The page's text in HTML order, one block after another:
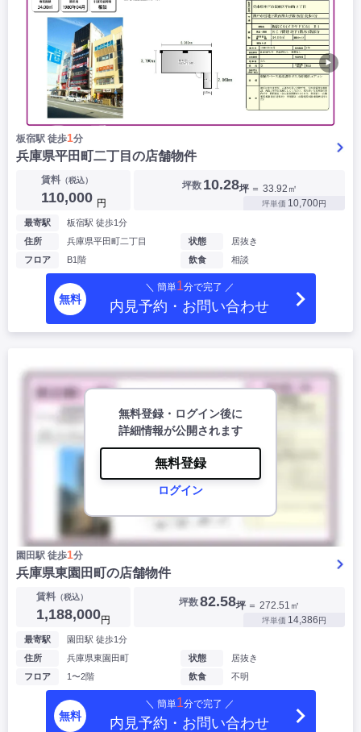
▶
板宿駅 徒歩1分
兵庫県平田町二丁目の店舗物件
賃料（税込）
110,000 円
坪数 10.28坪 ＝ 33.92㎡
坪単価 10,700円
最寄駅
板宿駅 徒歩1分
住所
兵庫県平田町二丁目
フロア
B1階
状態
居抜き
飲食
相談
無料
＼ 簡単1分で完了 ／
内見予約・お問い合わせ
無料登録・ログイン後に
詳細情報が公開されます
無料登録
ログイン
園田駅 徒歩1分
兵庫県東園田町の店舗物件
賃料 （税込）
1,188,000円
坪数82.58坪 ＝ 272.51㎡
坪単価 14,386円
最寄駅
園田駅 徒歩1分
住所
兵庫県東園田町
フロア
1〜2階
状態
居抜き
飲食
不明
無料
＼ 簡単1分で完了 ／
内見予約・お問い合わせ